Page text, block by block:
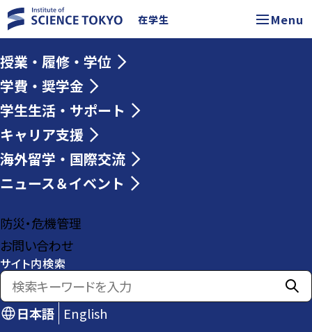
在学生 Menu
授業・履修・学位
学費・奨学金
学生生活・サポート
キャリア支援
海外留学・国際交流
ニュース＆イベント
防災・危機管理
お問い合わせ
サイト内検索
日本語 English